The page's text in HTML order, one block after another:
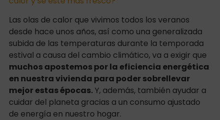
Las olas de calor que vivimos todos los veranos
desde hace unos años, así como una generalizada
subida de las temperaturas durante la temporada
estival a causa del cambio climático, va a exigir que
muchos apostemos por la eficiencia energética
en nuestra vivienda para poder sobrellevar
mejor estas épocas.Y, además, también ayudar a
cuidar del planeta gracias a un consumo ajustado
de energía en nuestro hogar.